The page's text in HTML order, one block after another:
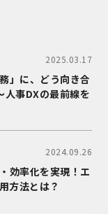
2025.03.17
」に、どう向き合
人事DXの最前線を
2024.09.26
効率化を実現！エ
方法とは？